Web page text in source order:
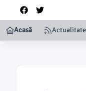
Acasă Actualitate